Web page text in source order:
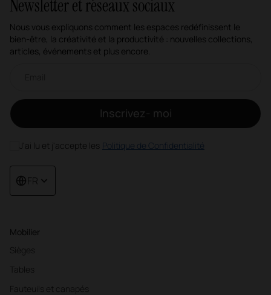
Mobilier
Sièges
Tables
Fauteuils et canapés
Newsletter et réseaux sociaux
Nous vous expliquons comment les espaces redéfinissent le
bien-être, la créativité et la productivité : nouvelles collections,
articles, événements et plus encore.
Inscrivez- moi
J'ai lu et j'accepte les Politique de Confidentialité
FR